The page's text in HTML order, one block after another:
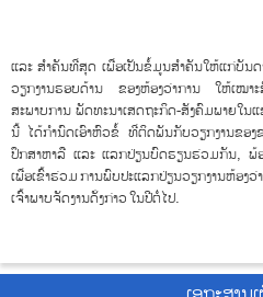
ແລະ ສຳຄັນທີ່ສຸດ ເພື່ອເປັນຂໍ້ມູນສຳຄັນໃຫ້ແກ່ບັນ
ວຽກງານຮອບດ້ານ ຂອງຫ້ອງວ່າການ ໃຫ້ເໝ
ສະພາບການ ພັດທະນາເສດຖະກິດ-ສັງຄົມພາຍໃນ
ນີ້ ໄດ້ກໍານົດເອົາຫົວຂໍ້ ທີ່ຕິດພັນກັບວຽກງານຂອງ
ປຶກສາຫາລື ແລະ ແລກປ່ຽນບົດຮຽນຮ່ວມກັນ, ພ້ອ
ເພື່ອເຂົ້າຮ່ວມ ການພົບປະແລກປ່ຽນວຽກງານຫ້ອງ
ເຈົ້າພາບຈັດງານດັ່ງກ່າວ ໃນປີຕໍ່ໄປ.